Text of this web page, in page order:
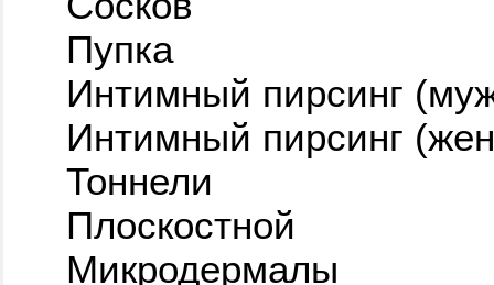
Пупка
Интимный пирсинг
Интимный пирсинг
Тоннели
Плоскостной
Микродермалы